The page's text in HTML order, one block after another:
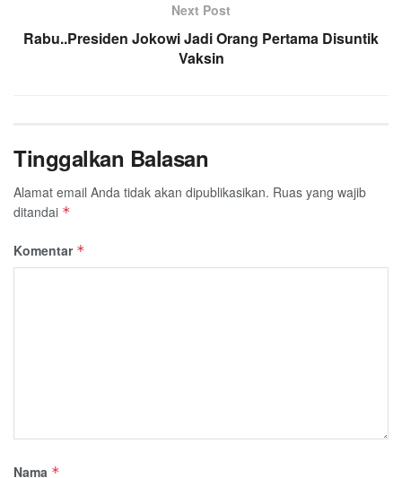
Next Post
Rabu..Presiden Jokowi Jadi Orang Pertama Disuntik
Vaksin
Tinggalkan Balasan
Alamat email Anda tidak akan dipublikasikan. Ruas yang wajib
ditandai *
Komentar *
Nama *